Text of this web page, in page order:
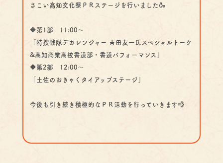
さこい高知文化祭ＰＲステージを行いました🍶
🔷第1部 11:00〜
「特捜戦隊デカレンジャー 吉田友一氏スペシャルトーク
&高知商業高校書道部・書道パフォーマンス」
🔶第2部 12:00〜
「土佐のおきゃくタイアップステージ」
今後も引き続き積極的なＰＲ活動を行っていきます💨